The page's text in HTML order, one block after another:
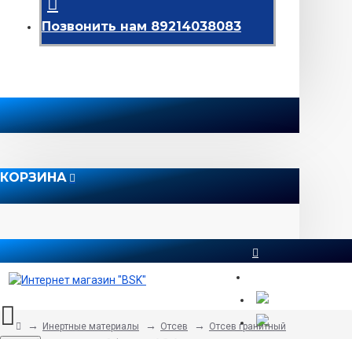
Позвонить нам 89214038083
КОРЗИНА
Инертные материалы Отсев
Отсев гранитный